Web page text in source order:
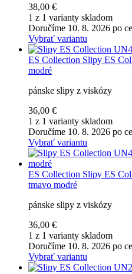
38,00 €
1 z 1 varianty skladom
Doručíme 10. 8. 2026 po
Vybrať variantu
ES Collection Slipy ES
modré
pánske slipy z viskózy
36,00 €
1 z 1 varianty skladom
Doručíme 10. 8. 2026 po
Vybrať variantu
ES Collection Slipy ES
tmavo modré
pánske slipy z viskózy
36,00 €
1 z 1 varianty skladom
Doručíme 10. 8. 2026 po
Vybrať variantu